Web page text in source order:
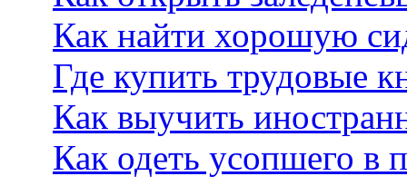
Как найти хорошую
Где купить трудовые
Как выучить
Как одеть усопшего в